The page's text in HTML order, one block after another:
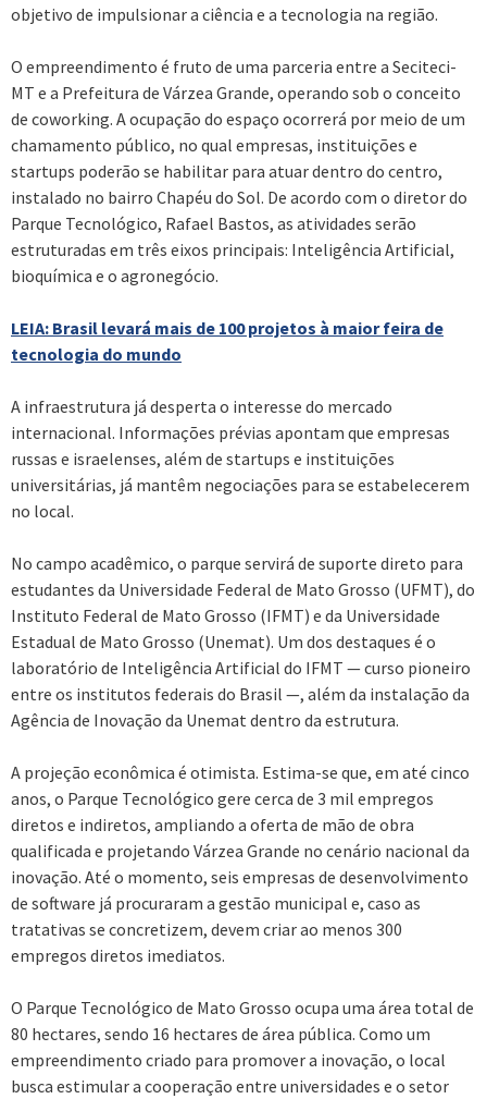
objetivo de impulsionar a ciência e a tecnologia na região.
O empreendimento é fruto de uma parceria entre a Seciteci-
MT e a Prefeitura de Várzea Grande, operando sob o conceito
de coworking. A ocupação do espaço ocorrerá por meio de um
chamamento público, no qual empresas, instituições e
startups poderão se habilitar para atuar dentro do centro,
instalado no bairro Chapéu do Sol. De acordo com o diretor do
Parque Tecnológico, Rafael Bastos, as atividades serão
estruturadas em três eixos principais: Inteligência Artificial,
bioquímica e o agronegócio.
LEIA: Brasil levará mais de 100 projetos à maior feira de
tecnologia do mundo
A infraestrutura já desperta o interesse do mercado
internacional. Informações prévias apontam que empresas
russas e israelenses, além de startups e instituições
universitárias, já mantêm negociações para se estabelecerem
no local.
No campo acadêmico, o parque servirá de suporte direto para
estudantes da Universidade Federal de Mato Grosso (UFMT), do
Instituto Federal de Mato Grosso (IFMT) e da Universidade
Estadual de Mato Grosso (Unemat). Um dos destaques é o
laboratório de Inteligência Artificial do IFMT — curso pioneiro
entre os institutos federais do Brasil —, além da instalação da
Agência de Inovação da Unemat dentro da estrutura.
A projeção econômica é otimista. Estima-se que, em até cinco
anos, o Parque Tecnológico gere cerca de 3 mil empregos
diretos e indiretos, ampliando a oferta de mão de obra
qualificada e projetando Várzea Grande no cenário nacional da
inovação. Até o momento, seis empresas de desenvolvimento
de software já procuraram a gestão municipal e, caso as
tratativas se concretizem, devem criar ao menos 300
empregos diretos imediatos.
O Parque Tecnológico de Mato Grosso ocupa uma área total de
80 hectares, sendo 16 hectares de área pública. Como um
empreendimento criado para promover a inovação, o local
busca estimular a cooperação entre universidades e o setor